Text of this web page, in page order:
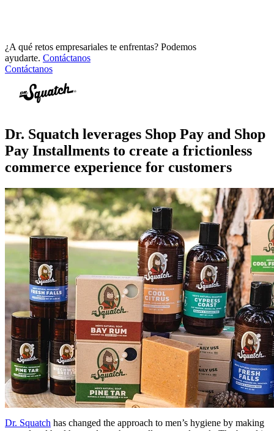
¿A qué retos empresariales te enfrentas? Podemos
ayudarte. Contáctanos
Contáctanos
Dr. Squatch leverages Shop Pay and Shop
Pay Installments to create a frictionless
commerce experience for customers
Dr. Squatch has changed the approach to men’s hygiene by making